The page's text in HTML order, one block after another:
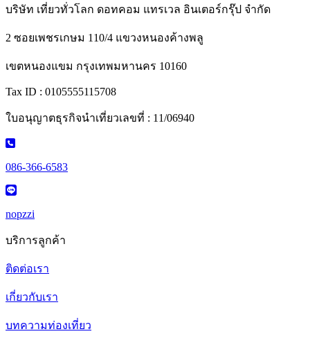
บริษัท เที่ยวทั่วโลก ดอทคอม แทรเวล อินเตอร์กรุ๊ป จำกัด
2 ซอยเพชรเกษม 110/4 แขวงหนองค้างพลู
เขตหนองแขม กรุงเทพมหานคร 10160
Tax ID : 0105555115708
ใบอนุญาตธุรกิจนำเที่ยวเลขที่ : 11/06940
086-366-6583
nopzzi
บริการลูกค้า
ติดต่อเรา
เกี่ยวกับเรา
บทความท่องเที่ยว